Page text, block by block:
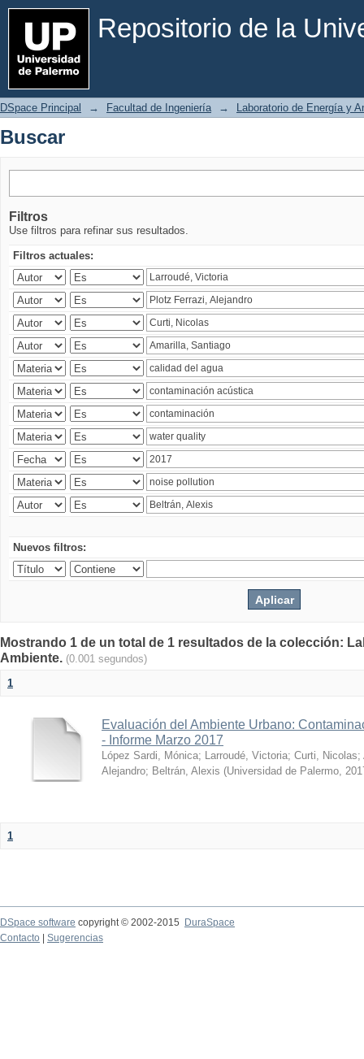
Repositorio de la
Buscar
DSpace Principal → Facultad de Ingeniería → Laboratorio de Energía y
Buscar
Filtros
Use filtros para refinar sus resultados.
Filtros actuales:
Nuevos filtros:
Mostrando 1 de un total de 1 resultados de la colección:
Ambiente. (0.001 segundos)
1
Evaluación del Ambiente Urbano:
- Informe Marzo 2017
López Sardi, Mónica; Larroudé, Victoria; Curti, Nicolas;
Alejandro; Beltrán, Alexis (Universidad de Palermo,
1
DSpace software copyright © 2002-2015
DuraSpace
Contacto
Sugerencias